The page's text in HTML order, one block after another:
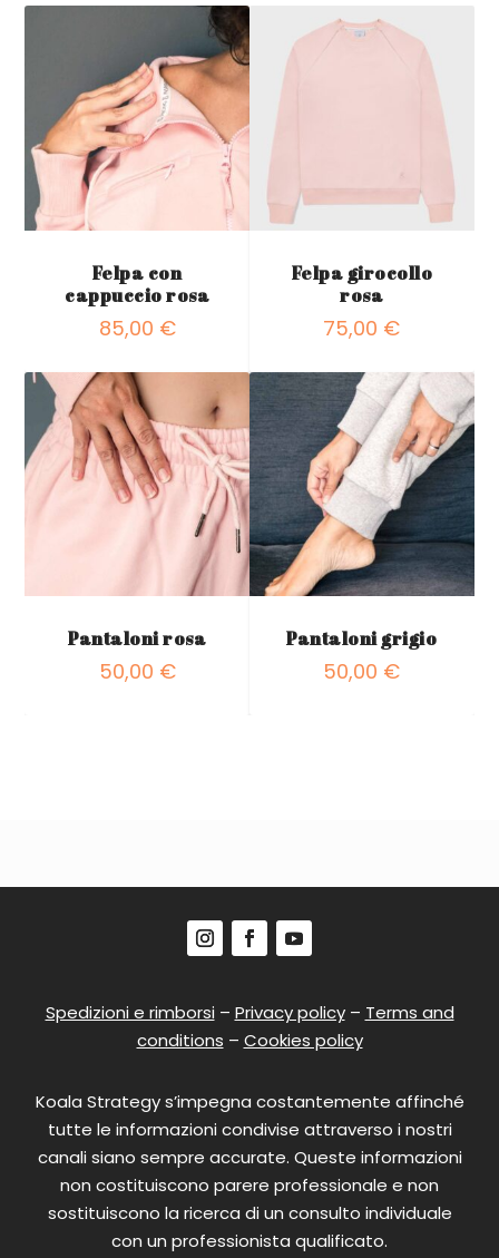
Felpa con
cappuccio rosa
85,00 €
Felpa girocollo
rosa
75,00 €
Pantaloni rosa
50,00 €
Pantaloni grigio
50,00 €
Spedizioni e rimborsi – Privacy policy– Terms and
conditions – Cookies policy
Koala Strategy s’impegna costantemente affinché
tutte le informazioni condivise attraverso i nostri
canali siano sempre accurate. Queste informazioni
non costituiscono parere professionale e non
sostituiscono la ricerca di un consulto individuale
con un professionista qualificato.